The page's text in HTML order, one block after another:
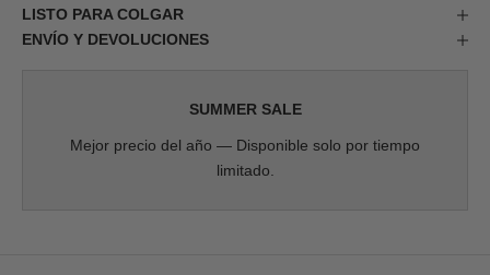
LISTO PARA COLGAR
ENVÍO Y DEVOLUCIONES
SUMMER SALE
Mejor precio del año — Disponible solo por tiempo
limitado.